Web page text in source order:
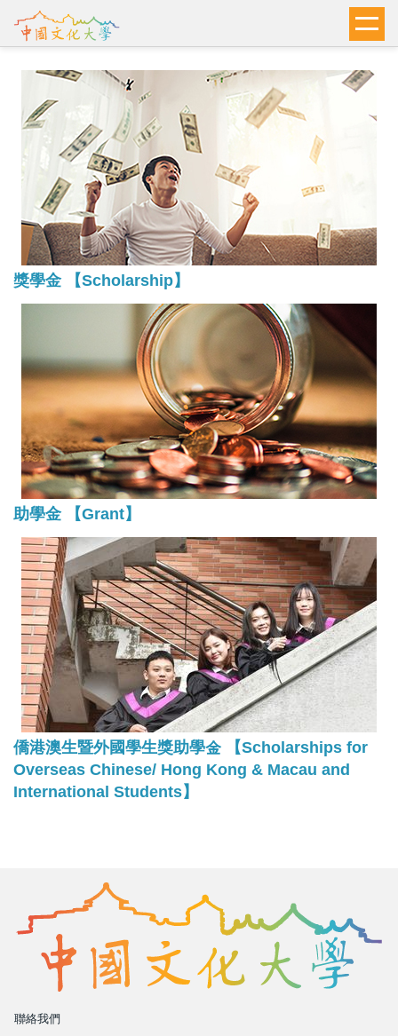
到
獎學金 【Scholarship】
助學金 【Grant】
僑港澳生暨外國學生獎助學金 【Scholarships for
Overseas Chinese/ Hong Kong & Macau and
International Students】
聯絡我們